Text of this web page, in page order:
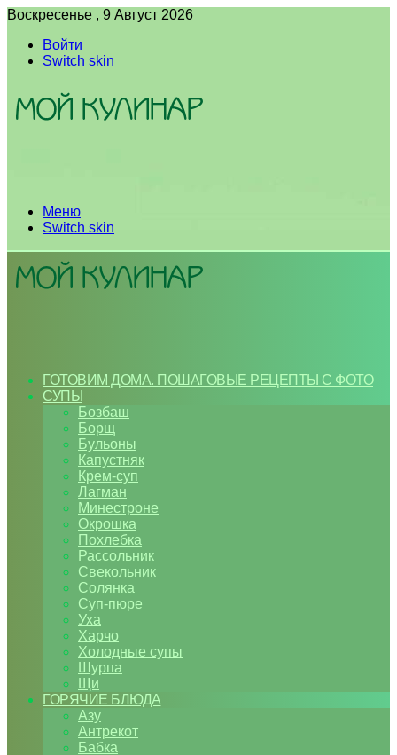
Воскресенье , 9 Август 2026
Войти
Switch skin
Меню
Switch skin
ГОТОВИМ ДОМА. ПОШАГОВЫЕ РЕЦЕПТЫ С ФОТО
СУПЫ
Бозбаш
Борщ
Бульоны
Капустняк
Крем-суп
Лагман
Минестроне
Окрошка
Похлебка
Рассольник
Свекольник
Солянка
Суп-пюре
Уха
Харчо
Холодные супы
Шурпа
Щи
ГОРЯЧИЕ БЛЮДА
Азу
Антрекот
Бабка